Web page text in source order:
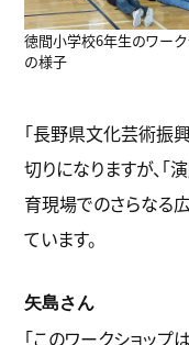
徳間小学校6年生のワーク
の様子
「長野県文化芸術振
切りになりますが、
育現場でのさらなる
ています。
矢島さん
「このワークショッ